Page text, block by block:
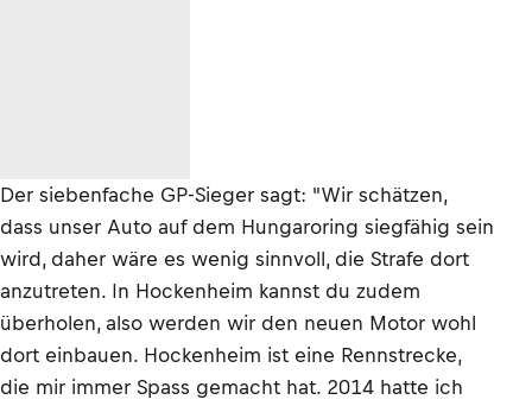
Der siebenfache GP-Sieger sagt: "Wir schätzen,
dass unser Auto auf dem Hungaroring siegfähig sein
wird, daher wäre es wenig sinnvoll, die Strafe dort
anzutreten. In Hockenheim kannst du zudem
überholen, also werden wir den neuen Motor wohl
dort einbauen. Hockenheim ist eine Rennstrecke,
die mir immer Spass gemacht hat. 2014 hatte ich